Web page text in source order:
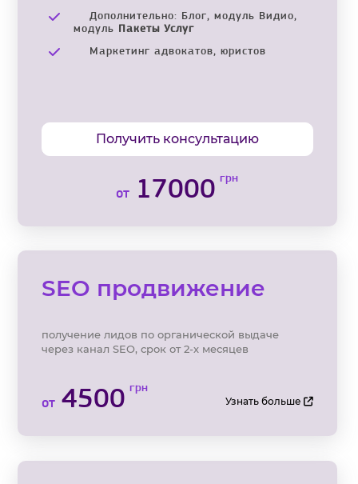
Дополнительно: Блог, модуль Видио,
модуль Пакеты Услуг
Маркетинг адвокатов, юристов
Получить консультацию
от 17000 грн
SEO продвижение
получение лидов по органической выдаче
через канал SEO, срок от 2-х месяцев
от 4500 грн
Узнать больше